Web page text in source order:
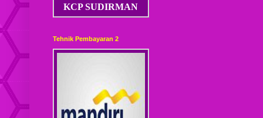
KCP SUDIRMAN
Tehnik Pembayaran 2